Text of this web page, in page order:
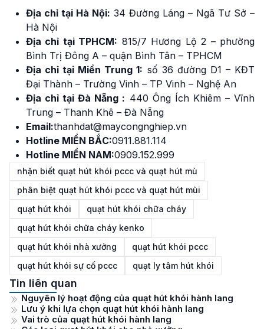
Địa chỉ tại Hà Nội: 34 Đường Láng – Ngã Tư Sở –
Hà Nội
Địa chỉ tại TPHCM: 815/7 Hương Lộ 2 – phường
Bình Trị Đông A – quận Bình Tân – TPHCM
Địa chỉ tại Miền Trung 1: số 36 đường D1 – KĐT
Đại Thành – Trường Vinh – TP Vinh – Nghệ An
Địa chỉ tại Đà Nẵng : 440 Ông Ích Khiêm – Vĩnh
Trung – Thanh Khê – Đà Nẵng
Email:thanhdat@maycongnghiep.vn
Hotline MIỀN BẮC:0911.881.114
Hotline MIỀN NAM:0909.152.999
nhận biết quạt hút khói pccc và quạt hút mù
phân biệt quạt hút khói pccc và quạt hút mùi
quạt hút khói
quạt hút khói chữa cháy
quạt hút khói chữa cháy kenko
quạt hút khói nhà xưởng
quạt hút khói pccc
quạt hút khói sự cố pccc
quạt ly tâm hút khói
Tin liên quan
Nguyên lý hoạt động của quạt hút khói hành lang
Lưu ý khi lựa chọn quạt hút khói hành lang
Vai trò của quạt hút khói hành lang